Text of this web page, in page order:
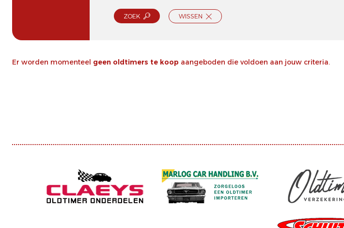
ZOEK WISSEN
Er worden momenteel geen oldtimers te koop aangeboden die voldoen aan jouw criteria.